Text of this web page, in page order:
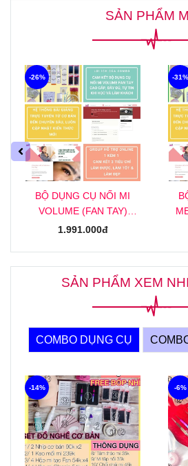
SẢN PHẨM
BỘ DỤNG CỤ NỐI MI
MEGA VOLUME TẶNG
KHOÁ HỌC NỐI MI MEGA
2.189.000đ
-31% -26%
SẢN PHẨM XEM
COMBO DỤNG CỤ
-6% -14%